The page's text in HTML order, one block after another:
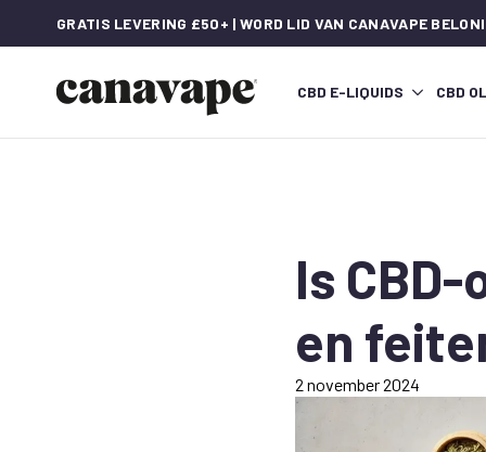
GRATIS LEVERING £50+ | WORD LID VAN CANAVAPE
CBD E-LIQUIDS CBD
Is
en
2 november 2024